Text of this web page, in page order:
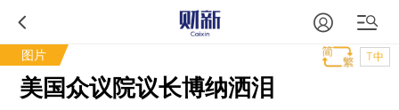
图片 T中
美国众议院议长博纳洒泪